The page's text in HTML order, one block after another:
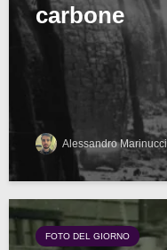
carbone
Alessandro Marinucci
FOTO DEL GIORNO